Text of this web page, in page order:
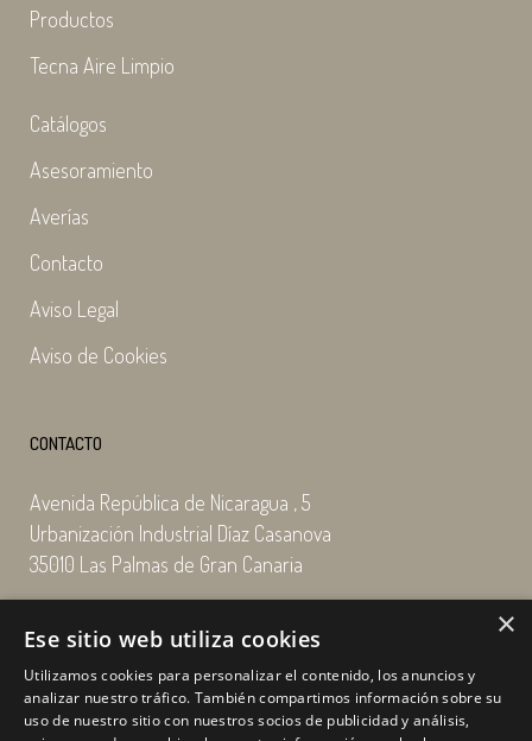
Productos
Tecna Aire Limpio
Catálogos
Asesoramiento
Averías
Contacto
Aviso Legal
Aviso de Cookies
CONTACTO
Avenida República de Nicaragua , 5
Urbanización Industrial Díaz Casanova
35010 Las Palmas de Gran Canaria
Email: enairgy@enairgy.es
×
Ese sitio web utiliza cookies
Utilizamos cookies para personalizar el contenido, los anuncios y
analizar nuestro tráfico. También compartimos información sobre su
uso de nuestro sitio con nuestros socios de publicidad y análisis,